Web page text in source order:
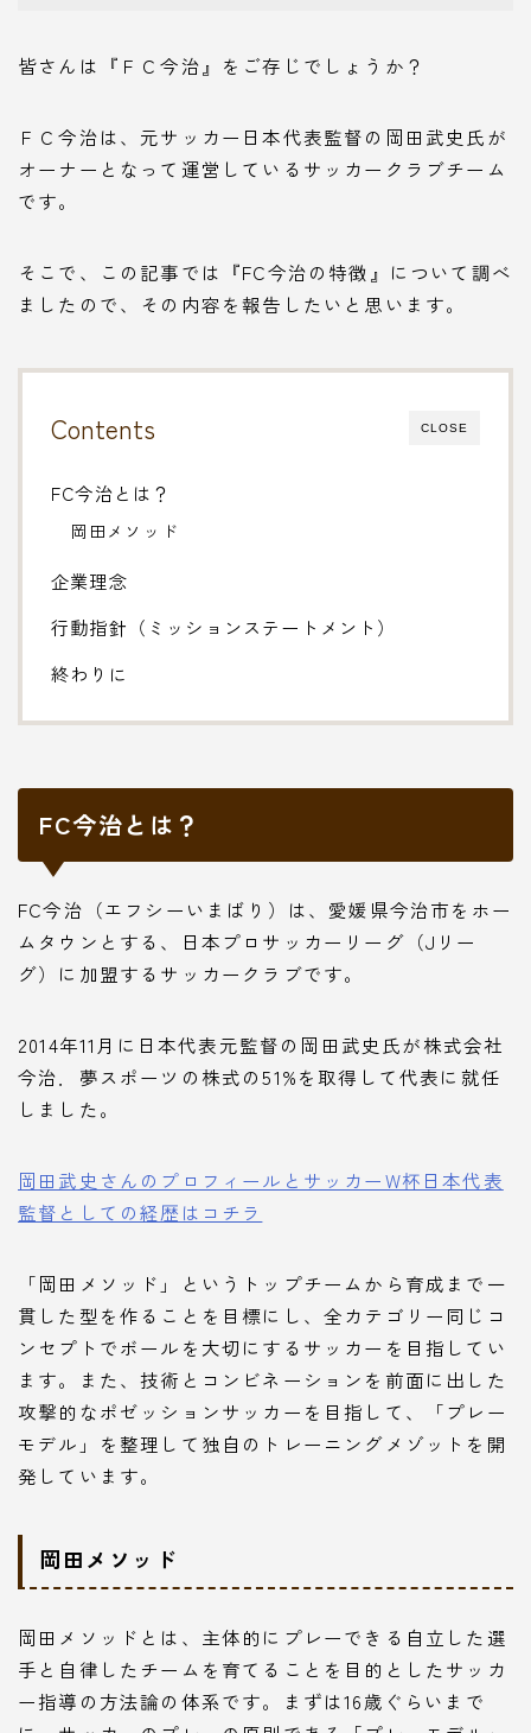
皆さんは『ＦＣ今治』をご存じでしょうか？
ＦＣ今治は、元サッカー日本代表監督の岡田武史氏が
オーナーとなって運営しているサッカークラブチーム
です。
そこで、この記事では『FC今治の特徴』について調べ
ましたので、その内容を報告したいと思います。
CLOSE
Contents
FC今治とは？
岡田メソッド
企業理念
行動指針（ミッションステートメント）
終わりに
FC今治とは？
FC今治（エフシーいまばり）は、愛媛県今治市をホー
ムタウンとする、日本プロサッカーリーグ（Jリー
グ）に加盟するサッカークラブです。
2014年11月に日本代表元監督の岡田武史氏が株式会社
今治．夢スポーツの株式の51%を取得して代表に就任
しました。
岡田武史さんのプロフィールとサッカーW杯日本代表
監督としての経歴はコチラ
「岡田メソッド 」というトップチームから育成まで一
貫した型を作ることを目標にし、全カテゴリー同じコ
ンセプトでボールを大切にするサッカーを目指してい
ます。また、技術とコンビネーションを前面に出した
攻撃的なポゼッションサッカーを目指して、「プレー
モデル」を整理して独自のトレーニングメゾットを開
発しています。
岡田メソッド
岡田メソッドとは、主体的にプレーできる自立した選
手と自律したチームを育てることを目的としたサッカ
ー指導の方法論の体系です。まずは16歳ぐらいまで